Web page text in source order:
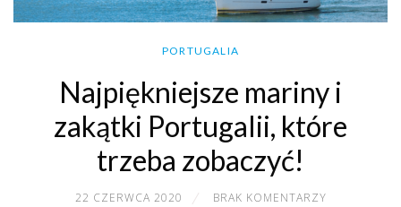
PORTUGALIA
Najpiękniejsze mariny i
zakątki Portugalii, które
trzeba zobaczyć!
22 CZERWCA 2020 BRAK KOMENTARZY